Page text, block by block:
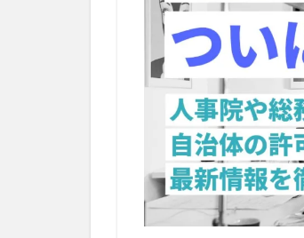
景を
解説
公務
員の
副
業・
兼業
に関
する
変遷